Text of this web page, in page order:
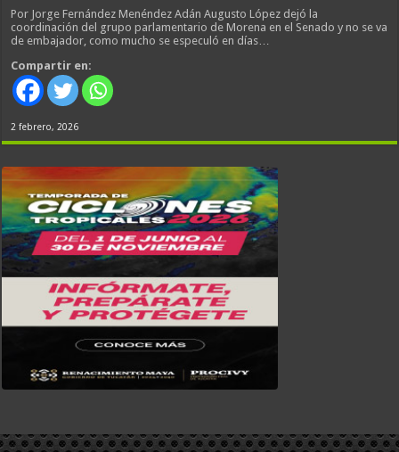
Por Jorge Fernández Menéndez Adán Augusto López dejó la
coordinación del grupo parlamentario de Morena en el Senado y no se va
de embajador, como mucho se especuló en días…
Compartir en:
2 febrero, 2026